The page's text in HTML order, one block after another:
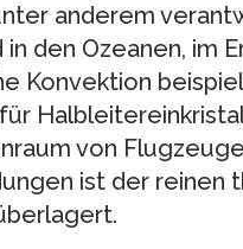
anderem
den Ozeanen, im
Konvektion
von
ist der reinen